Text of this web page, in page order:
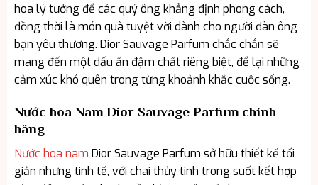
hoa lý tưởng để các quý ông khẳng định phong cách,
đồng thời là món quà tuyệt vời dành cho người đàn ông
bạn yêu thương. Dior Sauvage Parfum chắc chắn sẽ
mang đến một dấu ấn đậm chất riêng biệt, để lại những
cảm xúc khó quên trong từng khoảnh khắc cuộc sống.
Nước hoa Nam Dior Sauvage Parfum chính
hãng
Nước hoa nam Dior Sauvage Parfum sở hữu thiết kế tối
giản nhưng tinh tế, với chai thủy tinh trong suốt kết hợp